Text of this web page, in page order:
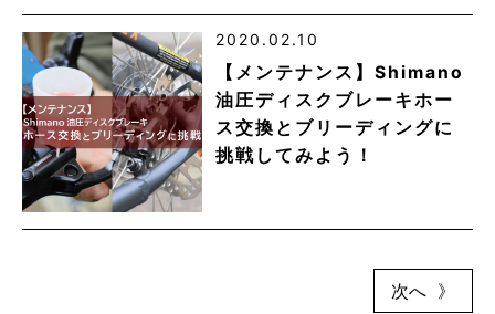
2020.02.10
【メンテナンス】Shimano
油圧ディスクブレーキホー
ス交換とブリーディングに
挑戦してみよう！
次へ